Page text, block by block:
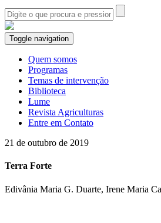
Toggle navigation
Quem somos
Programas
Temas de intervenção
Biblioteca
Lume
Revista Agriculturas
Entre em Contato
21 de outubro de 2019
Terra Forte
Edivânia Maria G. Duarte, Irene Maria